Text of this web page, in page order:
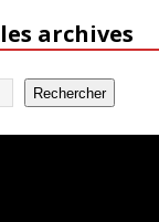
archives
Rechercher